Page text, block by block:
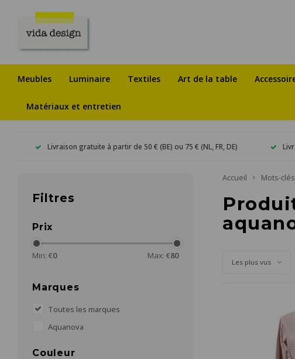
Meubles Luminaire Textiles Art de la table
Matériaux et entretien
Livraison gratuite à partir de 50 € (BE) ou 75 € (NL, FR, DE)
Filtres
Prix
Min: €0 Max: €80
Marques
Toutes les marques
Aquanova
Couleur
Accueil Mots-clés
Les plus vus